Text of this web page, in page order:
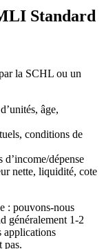
Standard
la SCHL ou un
âge,
conditions de
dépense
nette, liquidité, cote
: pouvons-nous
généralement 1-2
applications
pas.